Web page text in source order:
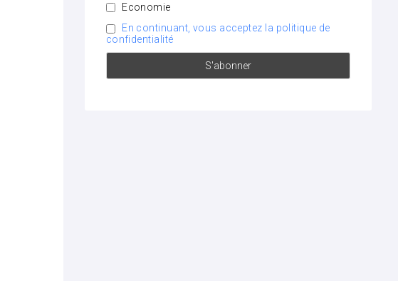
Economie
En continuant, vous acceptez la politique de
confidentialité